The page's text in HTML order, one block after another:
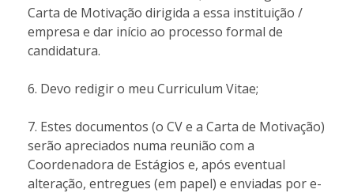
Carta de Motivação dirigida a essa instituição /
empresa e dar início ao processo formal de
candidatura.
Devo redigir o meu Curriculum Vitae;
Estes documentos (o CV e a Carta de Motivação)
serão apreciados numa reunião com a
Coordenadora de Estágios e, após eventual
alteração, entregues (em papel) e enviadas por e-